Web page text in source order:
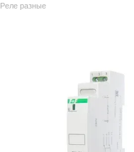
Реле разные